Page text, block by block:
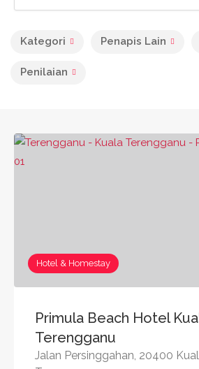
Kategori Penapis Lain
Penilaian
Hotel & Homestay
Primula Beach Hotel
Terengganu
Jalan Persinggahan, 20400